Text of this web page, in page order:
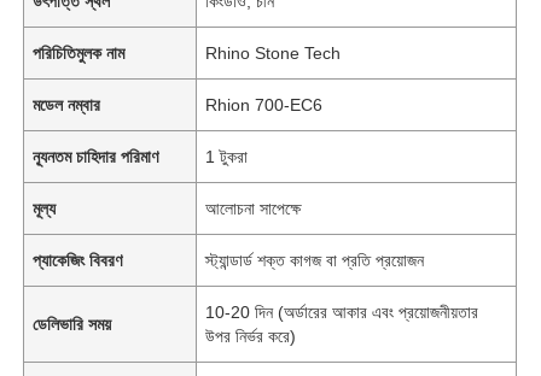
পরিচিতিমুলক নাম Rhino Stone Tech
মডেল নম্বার Rhion 700-EC6
ন্যূনতম চাহিদার পরিমাণ 1 টুকরা
মূল্য আলোচনা সাপেক্ষে
প্যাকেজিং বিবরণ স্ট্যান্ডার্ড শক্ত কাগজ বা প্রতি প্রয়োজন
ডেলিভারি সময়
10-20 দিন (অর্ডারের আকার এবং প্রয়োজনীয়তার
উপর নির্ভর করে)